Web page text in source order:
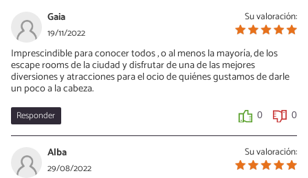
Su valoración:
Gaia
19/11/2022
Imprescindible para conocer todos , o al menos la mayoría, de los
escape rooms de la ciudad y disfrutar de una de las mejores
diversiones y atracciones para el ocio de quiénes gustamos de darle
un poco a la cabeza.
Responder 0 0
Su valoración:
Alba
29/08/2022